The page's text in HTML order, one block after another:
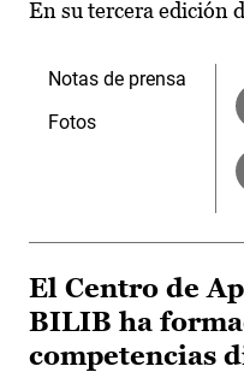
En su tercera edición
Notas de prensa
Fotos
El Centro de
BILIB ha
competencias